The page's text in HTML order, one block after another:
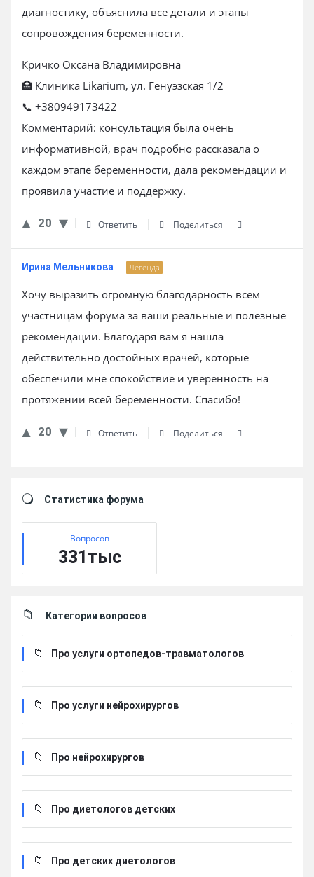
диагностику, объяснила все детали и этапы
сопровождения беременности.
Кричко Оксана Владимировна
🏥 Клиника Likarium, ул. Генуэзская 1/2
📞 +380949173422
Комментарий: консультация была очень
информативной, врач подробно рассказала о
каждом этапе беременности, дала рекомендации и
проявила участие и поддержку.
20 Ответить Поделиться
Ирина Мельникова Легенда
Хочу выразить огромную благодарность всем
участницам форума за ваши реальные и полезные
рекомендации. Благодаря вам я нашла
действительно достойных врачей, которые
обеспечили мне спокойствие и уверенность на
протяжении всей беременности. Спасибо!
20 Ответить Поделиться
Статистика форума
Вопросов
331тыс
Категории вопросов
Про услуги ортопедов-травматологов
Про услуги нейрохирургов
Про нейрохирургов
Про диетологов детских
Про детских диетологов